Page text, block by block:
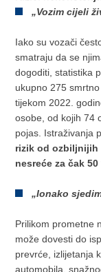
„Vozim cijeli
Iako su vozači
smatraju da se
dogoditi, statistika
ukupno 275
tijekom 2022.
osobe, od kojih 74
pojas. Istraživanja
rizik od ozbiljnijih
nesreće za čak 50
„Ionako
Prilikom prometne
može dovesti do
prevrće, izlijetanja
automobila,